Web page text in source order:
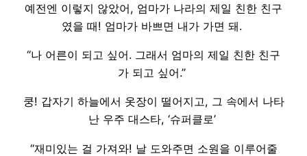
예전엔 이렇지 않았어, 엄마가 나라의 제일 친한 친구
였을 때! 엄마가 바쁘면 내가 가면 돼.
“나 어른이 되고 싶어. 그래서 엄마의 제일 친한 친구
가 되고 싶어.”
쿵! 갑자기 하늘에서 옷장이 떨어지고, 그 속에서 나타
난 우주 대스타, ‘슈퍼클로’
“재미있는 걸 가져와! 날 도와주면 소원을 이루어줄